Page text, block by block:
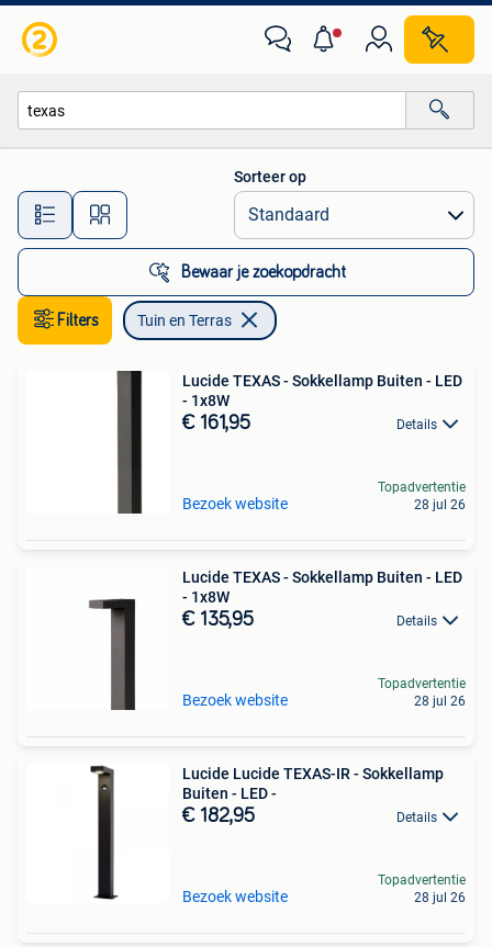
Alle afstanden…
Sorteer op
Bewaar je zoekopdracht
Filters Tuin en Terras
Lucide TEXAS - Sokkellamp Buiten - LED
- 1x8W
€ 161,95 Details
Bezoek website
Topadvertentie
28 jul 26
Lucide TEXAS - Sokkellamp Buiten - LED
- 1x8W
€ 135,95 Details
Bezoek website
Topadvertentie
28 jul 26
Lucide Lucide TEXAS-IR - Sokkellamp
Buiten - LED -
€ 182,95 Details
Bezoek website
Topadvertentie
28 jul 26